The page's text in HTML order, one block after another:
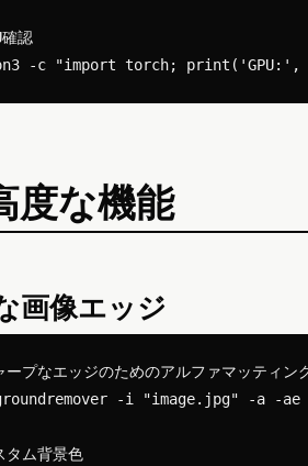
認
度な機能
画像エッジ
プなエッジのためのアルファマッティン
-i "image.jpg" -a -
タム背景色